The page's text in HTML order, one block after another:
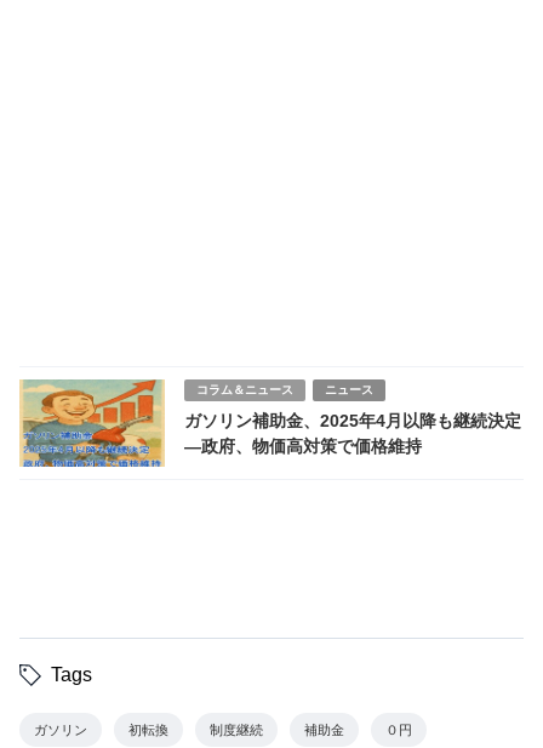
コラム＆ニュース ニュース
ガソリン補助金、2025年4月以降も継続決定
―政府、物価高対策で価格維持
Tags
ガソリン 初転換 制度継続 補助金 ０円